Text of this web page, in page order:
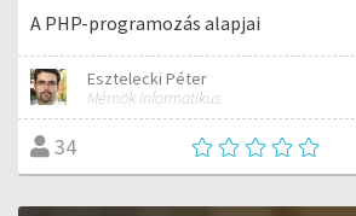
A PHP-programozás alapjai
Esztelecki Péter
Mérnök informatikus
34